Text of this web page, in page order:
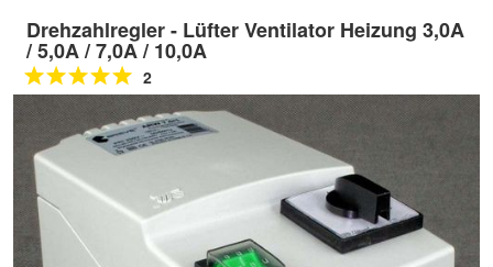
Drehzahlregler - Lüfter Ventilator Heizung 3,0A
/ 5,0A / 7,0A / 10,0A
2